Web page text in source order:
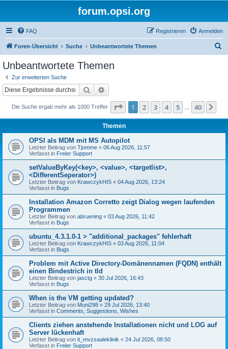
forum.opsi.org
FAQ Anmelden
Registrieren
Foren-Übersicht Suche Unbeantwortete Themen
Unbeantwortete Themen
Zur erweiterten Suche
Suche
Die Suche ergab mehr als 1000 Treffer Seite 1von 40
1 2 3 4 5 40
Themen
OPSI als MDM mit MS Autopilot
Letzter Beitrag von Tjomme « 06 Aug 2026, 11:57
Verfasst in Freier Support
setValueByKey(<key>, <value>, <targetlist>,
<DifferentSeperator>)
Letzter Beitrag von KrawczykHIS « 04 Aug 2026, 13:24
Verfasst in Bugs
Installation Amazon Corretto zeigt Dialog wegen laufenden
Programmen
Letzter Beitrag von abruening « 03 Aug 2026, 11:42
Verfasst in Bugs
ubuntu_4.3.1.0-1 > "additional_packages" fehlerhaft
Letzter Beitrag von KrawczykHIS « 03 Aug 2026, 11:04
Verfasst in Bugs
Problem mit Active Directory-Domänennamen (FQDN) enthält
einen Bindestrich in tld
Letzter Beitrag von jasctg « 30 Jul 2026, 16:43
Verfasst in Bugs
When is the VM getting updated?
Letzter Beitrag von Muni298 « 29 Jul 2026, 13:40
Verfasst in Comments, Suggestions, Wishes
Clients ziehen anstehende Installationen nicht und LOG auf
Server lückenhaft
Letzter Beitrag von it_mvzsaaleklinik « 24 Jul 2026, 08:50
Verfasst in Freier Support